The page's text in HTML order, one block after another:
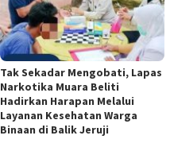
Tak Sekadar Mengobati, Lapas
Narkotika Muara Beliti
Hadirkan Harapan Melalui
Layanan Kesehatan Warga
Binaan di Balik Jeruji